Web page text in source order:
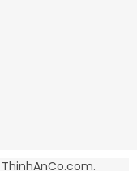
ThinhAnCo.com.